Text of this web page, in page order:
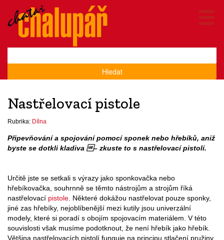
Hledat
Nastřelovací pistole
Rubrika: Dílna
Připevňování a spojování pomocí sponek nebo hřebíků, aniž
byste se dotkli kladiva – zkuste to s nastřelovací pistolí.
Určitě jste se setkali s výrazy jako sponkovačka nebo
hřebíkovačka, souhrnně se těmto nástrojům a strojům říká
nastřelovací pistole . Některé dokážou nastřelovat pouze sponky,
jiné zas hřebíky, nejoblíbenější mezi kutily jsou univerzální
modely, které si poradí s obojím spojovacím materiálem. V této
souvislosti však musíme podotknout, že není hřebík jako hřebík.
Většina nastřelovacích pistolí funguje na principu stlačení pružiny,